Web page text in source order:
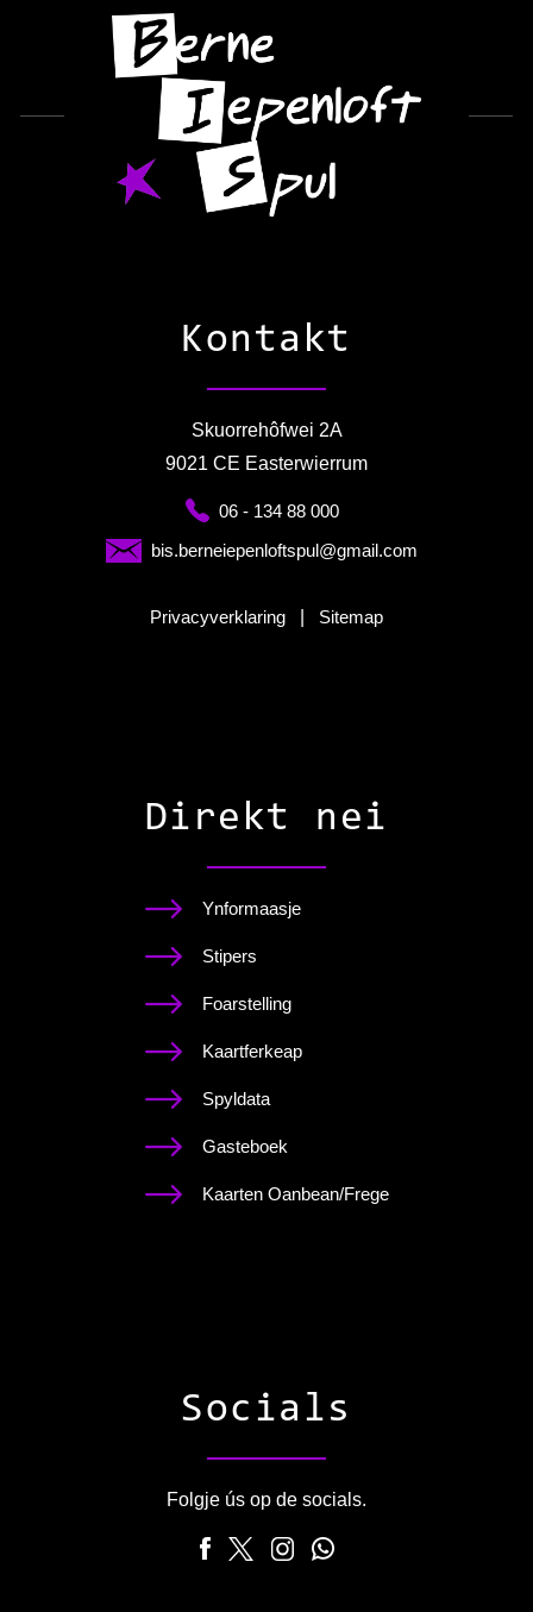
Kontakt
Skuorrehôfwei 2A
9021 CE Easterwierrum
06 - 134 88 000
bis.berneiepenloftspul@gmail.com
Privacyverklaring Sitemap
Direkt nei
Ynformaasje
Stipers
Foarstelling
Kaartferkeap
Spyldata
Gasteboek
Kaarten Oanbean/Frege
Socials
Folgje ús op de socials.